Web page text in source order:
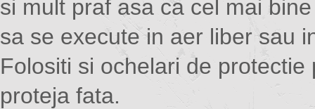
si mult praf asa ca cel mai
sa se execute in aer liber sau
Folositi si ochelari de protectie
proteja fata.